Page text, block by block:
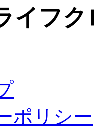
イフ
ポリシー